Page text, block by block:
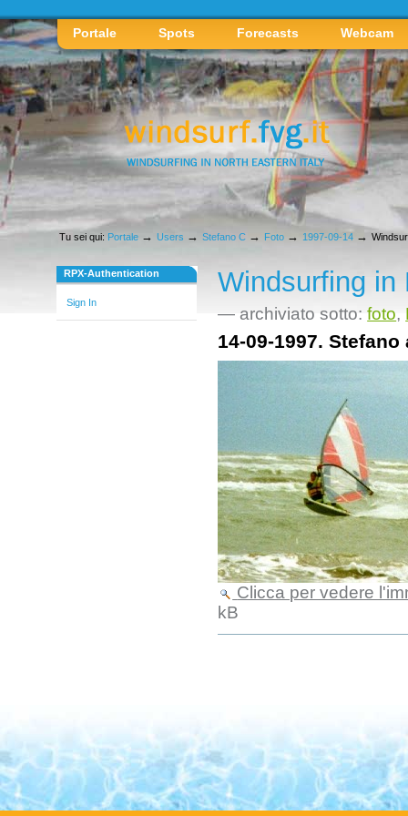
personali
Vai
ai
contenuti.
|
Spostati
sulla
navigazione
Sezioni
Portale Spots Forecasts Webcam
Tu sei qui: Portale → Users → Stefano C → Foto → 1997-09-14 →
RPX-Authentication
Sign In
Windsurfing in
— archiviato sotto:foto,
14-09-1997.
Clicca per vedere
kB